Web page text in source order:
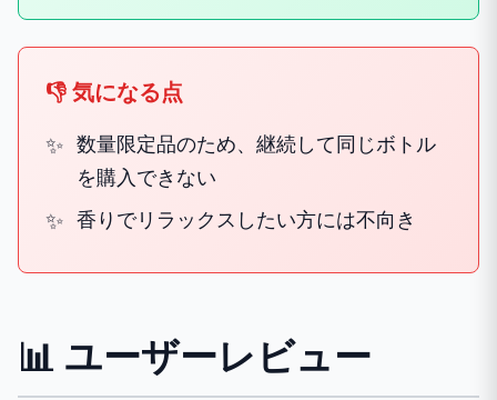
👎 気になる点
数量限定品のため、継続して同じボトル
を購入できない
香りでリラックスしたい方には不向き
📊 ユーザーレビュー